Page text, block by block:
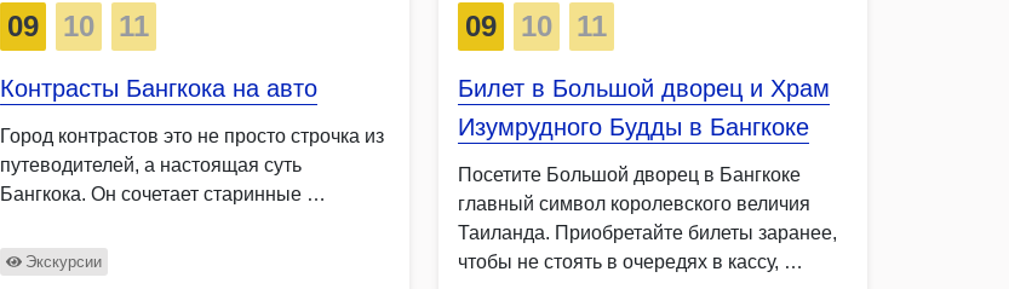
09 10 11
Контрасты Бангкока на авто
Город контрастов это не просто строчка из
путеводителей, а настоящая суть
Бангкока. Он сочетает старинные …
Экскурсии
09 10 11
Билет в Большой дворец и Храм
Изумрудного Будды в Бангкоке
Посетите Большой дворец в Бангкоке
главный символ королевского величия
Таиланда. Приобретайте билеты заранее,
чтобы не стоять в очередях в кассу, …